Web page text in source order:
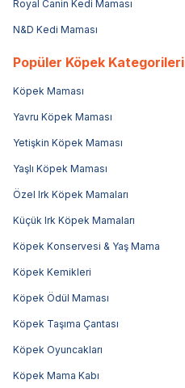
Royal Canin Kedi Maması
N&D Kedi Maması
Popüler Köpek Kategorileri
Köpek Maması
Yavru Köpek Maması
Yetişkin Köpek Maması
Yaşlı Köpek Maması
Özel Irk Köpek Mamaları
Küçük Irk Köpek Mamaları
Köpek Konservesi & Yaş Mama
Köpek Kemikleri
Köpek Ödül Maması
Köpek Taşıma Çantası
Köpek Oyuncakları
Köpek Mama Kabı